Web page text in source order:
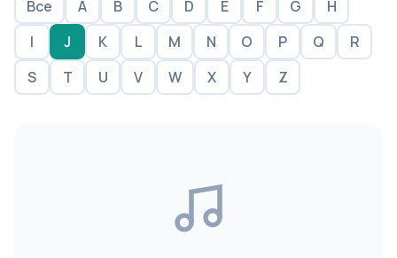
Все A B C D E F G
H
I
J K L M N O P Q
R
S
T U V W X Y Z